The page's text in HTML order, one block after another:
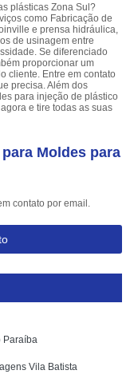
plásticas Zona Sul?
como Fabricação de
e prensa hidráulica,
de usinagem entre
Se diferenciado
proporcionar um
cliente. Entre em contato
precisa. Além dos
para injeção de plástico
e tire todas as suas
Moldes para
contato por email.
Paraíba
Vila Batista